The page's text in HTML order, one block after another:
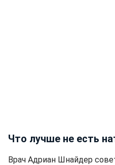
Что лучше не есть
Врач Адриан Шнайдер